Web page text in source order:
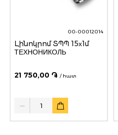
00-00012014
Լինոկրոմ ՏՊՊ 15х1մ
ТЕХНОНИКОЛЬ
21 750,00 ֏ / հատ